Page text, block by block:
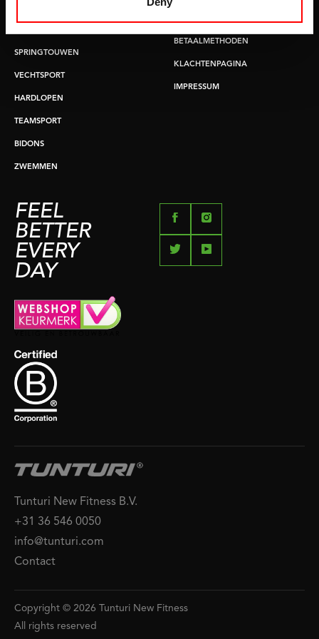
SPRINGTOUWEN
VECHTSPORT
HARDLOPEN
TEAMSPORT
BIDONS
ZWEMMEN
BETAALMETHODEN
KLACHTENPAGINA
IMPRESSUM
FEEL
BETTER
EVERY
DAY
Tunturi New Fitness B.V.
+31 36 546 0050
info@tunturi.com
Contact
Copyright © 2026 Tunturi New Fitness
All rights reserved